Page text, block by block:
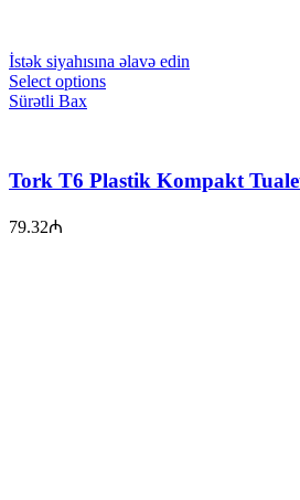
İstək siyahısına əlavə edin
Select options
Sürətli Bax
Tork T6 Plastik Kompakt
79.32₼